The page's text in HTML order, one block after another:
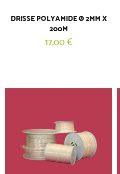
DRISSE POLYAMIDE Ø 2MM X
200M
17,00 €